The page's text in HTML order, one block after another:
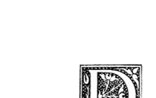
Di recente in Francia un dramma del signor